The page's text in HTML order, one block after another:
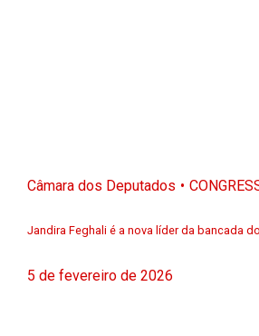
Câmara dos Deputados
Jandira Feghali é a nova líder da bancada
5 de fevereiro de 2026